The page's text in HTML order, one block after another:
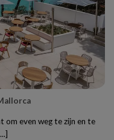
om even weg te zijn en te